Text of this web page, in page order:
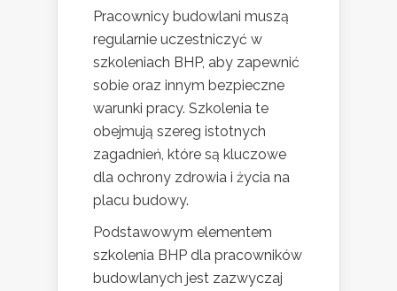
Pracownicy budowlani muszą
regularnie uczestniczyć w
szkoleniach BHP, aby zapewnić
sobie oraz innym bezpieczne
warunki pracy. Szkolenia te
obejmują szereg istotnych
zagadnień, które są kluczowe
dla ochrony zdrowia i życia na
placu budowy.
Podstawowym elementem
szkolenia BHP dla pracowników
budowlanych jest zazwyczaj